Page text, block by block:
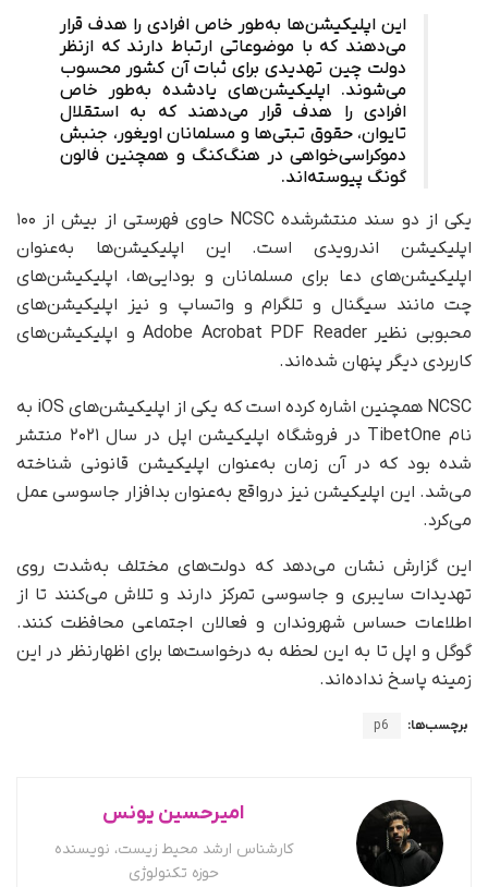
این اپلیکیشن‌ها به‌طور خاص افرادی را هدف قرار
می‌دهند که با موضوعاتی ارتباط دارند که ازنظر
دولت چین تهدیدی برای ثبات آن کشور محسوب
می‌شوند. اپلیکیشن‌های یادشده به‌طور خاص
افرادی را هدف قرار می‌دهند که به استقلال
تایوان، حقوق تبتی‌ها و مسلمانان اویغور، جنبش
دموکراسی‌خواهی در هنگ‌کنگ و همچنین فالون
گونگ پیوسته‌اند.
یکی از دو سند منتشرشده NCSC حاوی فهرستی از بیش از ۱۰۰
اپلیکیشن اندرویدی است. این اپلیکیشن‌ها به‌عنوان
اپلیکیشن‌های دعا برای مسلمانان و بودایی‌ها، اپلیکیشن‌های
چت مانند سیگنال و تلگرام و واتساپ و نیز اپلیکیشن‌های
محبوبی نظیر Adobe Acrobat PDF Reader و اپلیکیشن‌های
کاربردی دیگر پنهان شده‌اند.
NCSC همچنین اشاره کرده است که یکی از اپلیکیشن‌های iOS به
نام TibetOne در فروشگاه اپلیکیشن اپل در سال ۲۰۲۱ منتشر
شده بود که در آن زمان به‌عنوان اپلیکیشن قانونی شناخته
می‌شد. این اپلیکیشن نیز در‌واقع به‌عنوان بدافزار جاسوسی عمل
می‌کرد.
این گزارش نشان می‌دهد که دولت‌های مختلف به‌شدت روی
تهدیدات سایبری و جاسوسی تمرکز دارند و تلاش می‌کنند تا از
اطلاعات حساس شهروندان و فعالان اجتماعی محافظت کنند.
گوگل و اپل تا به این لحظه به درخواست‌ها برای اظهارنظر در این
زمینه پاسخ نداده‌اند.
برچسب‌ها: p6
امیرحسین یونس
کارشناس ارشد محیط زیست، نویسنده
حوزه تکنولوژی